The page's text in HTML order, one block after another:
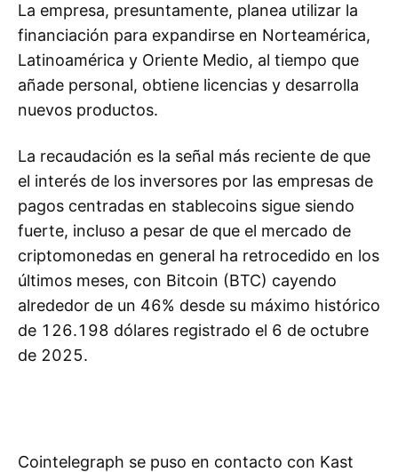
La empresa, presuntamente, planea utilizar la
financiación para expandirse en Norteamérica,
Latinoamérica y Oriente Medio, al tiempo que
añade personal, obtiene licencias y desarrolla
nuevos productos.
La recaudación es la señal más reciente de que
el interés de los inversores por las empresas de
pagos centradas en stablecoins sigue siendo
fuerte, incluso a pesar de que el mercado de
criptomonedas en general ha retrocedido en los
últimos meses, con Bitcoin (BTC) cayendo
alrededor de un 46% desde su máximo histórico
de 126.198 dólares registrado el 6 de octubre
de 2025.
Cointelegraph se puso en contacto con Kast